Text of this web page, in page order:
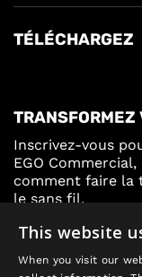
TÉLÉCHARGEZ
TRANSFORMEZ
Inscrivez-vous
EGO
comment faire la
le sans fil.
This website
When you visit our